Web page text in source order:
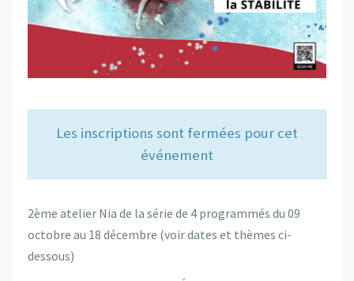
Les inscriptions sont fermées pour cet
événement
2ème atelier Nia de la série de 4 programmés du 09
octobre au 18 décembre (voir dates et thèmes ci-
dessous)